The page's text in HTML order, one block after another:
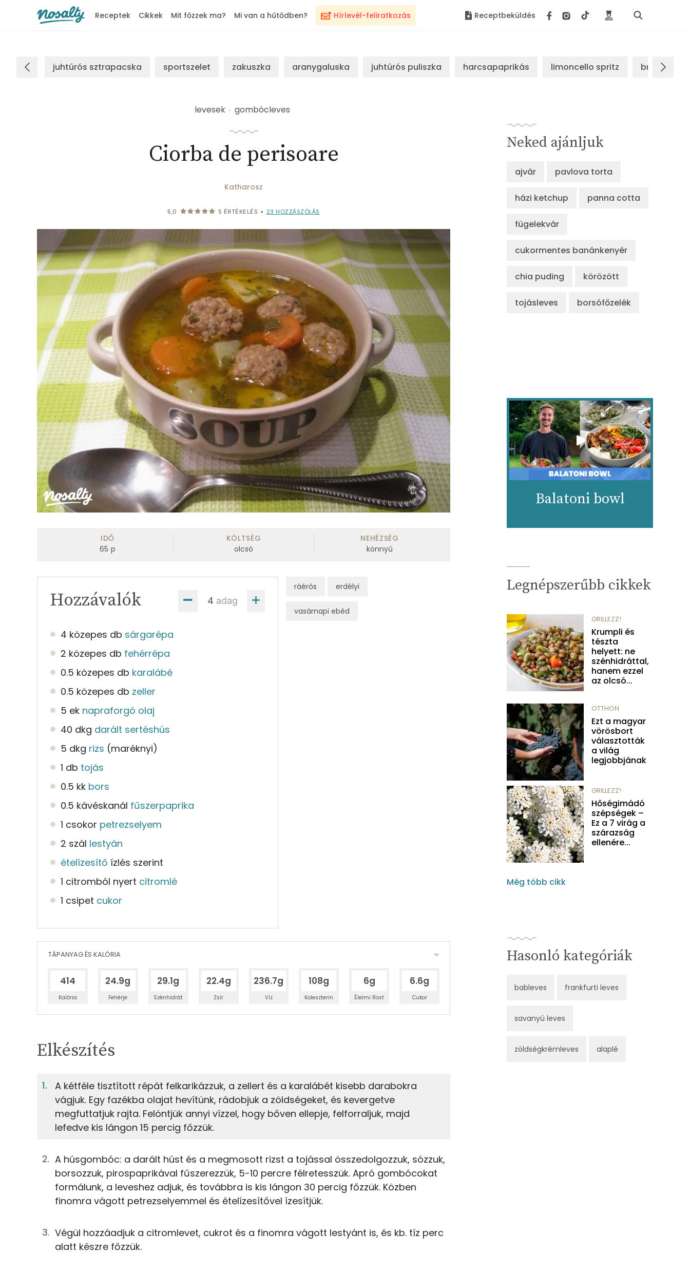
Hírlevél-feliratkozás
Receptek Cikkek Mit főzzek ma? Mi van a hűtődben? Receptbeküldés
juhtúrós sztrapacska sportszelet zakuszka aranygaluska juhtúrós puliszka harcsapaprikás limoncello spritz brassói
levesek gombócleves
Ciorba de perisoare
Katharosz
5,0 5 ÉRTÉKELÉS • 23 HOZZÁSZÓLÁS
IDŐ
65 p
KÖLTSÉG
olcsó
NEHÉZSÉG
könnyű
adag
Hozzávalók
4 közepes db sárgarépa
2 közepes db fehérrépa
0.5 közepes db karalábé
0.5 közepes db zeller
5 ek napraforgó olaj
40 dkg darált sertéshús
5 dkg rizs (maréknyi)
1 db tojás
0.5 kk bors
0.5 kávéskanál fűszerpaprika
1 csokor petrezselyem
2 szál lestyán
ételízesítő ízlés szerint
1 citromból nyert citromlé
1 csipet cukor
ráérős erdélyi
vasárnapi ebéd
TÁPANYAG ÉS KALÓRIA
414
Kalória
24.9g
Fehérje
29.1g
Szénhidrát
22.4g
Zsír
236.7g
Víz
108g
Koleszterin
6g
Élelmi Rost
6.6g
Cukor
80gsárgarépa
45gfehérrépa
33g zeller
12 kcal
10gnapraforgó olaj
13g rizs
TÁPANYAGTARTALOM
8%
Fehérje
9%
Szénhidrát
7%
Zsír
76%
Víz
Foszfor
Nátrium
Kálcium
Magnézium
Kolin:
C vitamin:
Niacin - B3 vitamin:
β-karotin
Elkészítés
A kétféle tisztított répát felkarikázzuk, a zellert és a karalábét kisebb darabokra
vágjuk. Egy fazékba olajat hevítünk, rádobjuk a zöldségeket, és kevergetve
megfuttatjuk rajta. Felöntjük annyi vízzel, hogy bőven ellepje, felforraljuk, majd
lefedve kis lángon 15 percig főzzük.
A húsgombóc: a darált húst és a megmosott rizst a tojással összedolgozzuk, sózzuk,
borsozzuk, pirospaprikával fűszerezzük, 5-10 percre félretesszük. Apró gombócokat
formálunk, a leveshez adjuk, és továbbra is kis lángon 30 percig főzzük. Közben
finomra vágott petrezselyemmel és ételízesítővel ízesítjük.
Végül hozzáadjuk a citromlevet, cukrot és a finomra vágott lestyánt is, és kb. tíz perc
alatt készre főzzük.
Neked ajánljuk
ajvár pavlova torta
házi ketchup panna cotta
fügelekvár
cukormentes banánkenyér
chia puding körözött
tojásleves borsófőzelék
Balatoni bowl
Legnépszerűbb cikkek
GRILLEZZ!
Krumpli és
tészta
helyett: ne
szénhidráttal,
hanem ezzel
az olcsó...
OTTHON
Ezt a magyar
vörösbort
választották
a világ
legjobbjának
GRILLEZZ!
Hőségimádó
szépségek –
Ez a 7 virág a
szárazság
ellenére...
Még több cikk
Hasonló kategóriák
bableves frankfurti leves
savanyú leves
zöldségkrémleves alaplé